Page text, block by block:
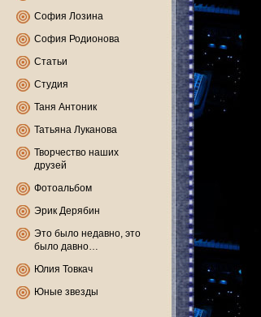
София Лозина
София Родионова
Статьи
Студия
Таня Антоник
Татьяна Луканова
Творчество наших
друзей
Фотоальбом
Эрик Дерябин
Это было недавно, это
было давно…
Юлия Товкач
Юные звезды